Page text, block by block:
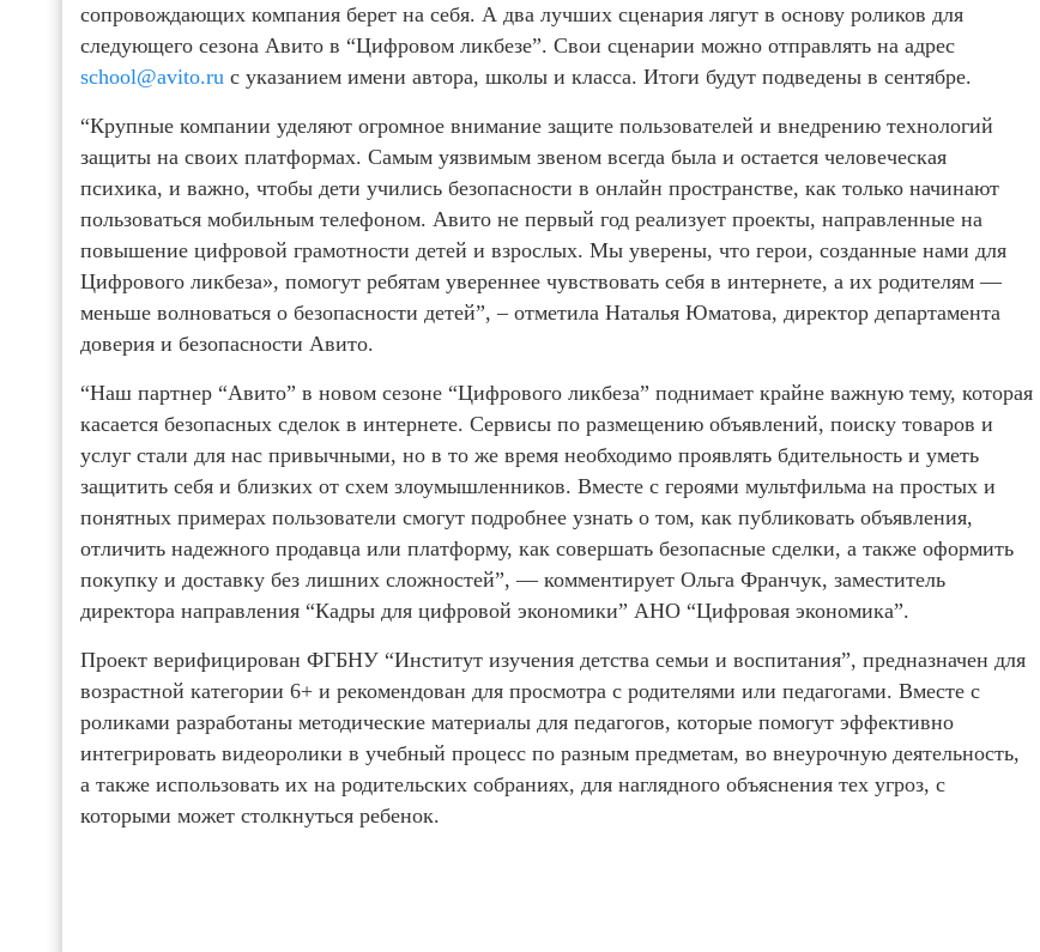
сопровождающих компания берет на себя. А два лучших сценария лягут в основу роликов для
следующего сезона Авито в “Цифровом ликбезе”. Свои сценарии можно отправлять на адрес
school@avito.ru с указанием имени автора, школы и класса. Итоги будут подведены в сентябре.
“Крупные компании уделяют огромное внимание защите пользователей и внедрению технологий
защиты на своих платформах. Самым уязвимым звеном всегда была и остается человеческая
психика, и важно, чтобы дети учились безопасности в онлайн пространстве, как только начинают
пользоваться мобильным телефоном. Авито не первый год реализует проекты, направленные на
повышение цифровой грамотности детей и взрослых. Мы уверены, что герои, созданные нами для
Цифрового ликбеза», помогут ребятам увереннее чувствовать себя в интернете, а их родителям —
меньше волноваться о безопасности детей”, – отметила Наталья Юматова, директор департамента
доверия и безопасности Авито.
“Наш партнер “Авито” в новом сезоне “Цифрового ликбеза” поднимает крайне важную тему, которая
касается безопасных сделок в интернете. Сервисы по размещению объявлений, поиску товаров и
услуг стали для нас привычными, но в то же время необходимо проявлять бдительность и уметь
защитить себя и близких от схем злоумышленников. Вместе с героями мультфильма на простых и
понятных примерах пользователи смогут подробнее узнать о том, как публиковать объявления,
отличить надежного продавца или платформу, как совершать безопасные сделки, а также оформить
покупку и доставку без лишних сложностей”, — комментирует Ольга Франчук, заместитель
директора направления “Кадры для цифровой экономики” АНО “Цифровая экономика”.
Проект верифицирован ФГБНУ “Институт изучения детства семьи и воспитания”, предназначен для
возрастной категории 6+ и рекомендован для просмотра с родителями или педагогами. Вместе с
роликами разработаны методические материалы для педагогов, которые помогут эффективно
интегрировать видеоролики в учебный процесс по разным предметам, во внеурочную деятельность,
а также использовать их на родительских собраниях, для наглядного объяснения тех угроз, с
которыми может столкнуться ребенок.